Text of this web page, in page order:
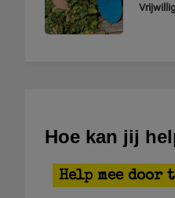
Hoe kan jij
Help mee door